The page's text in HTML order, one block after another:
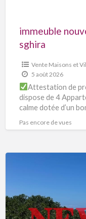
immeuble
sghira
Vente Maisons et
5 août 2026
Attestation de
dispose de 4
calme dotée d’un
Pas encore de vues